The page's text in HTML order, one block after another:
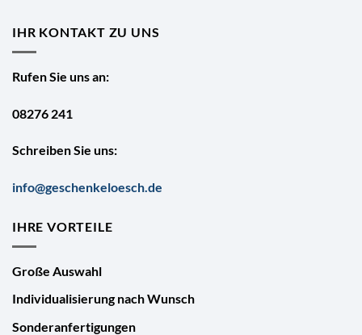
IHR KONTAKT ZU UNS
Rufen Sie uns an:
08276 241
Schreiben Sie uns:
info@geschenkeloesch.de
IHRE VORTEILE
Große Auswahl
Individualisierung nach Wunsch
Sonderanfertigungen